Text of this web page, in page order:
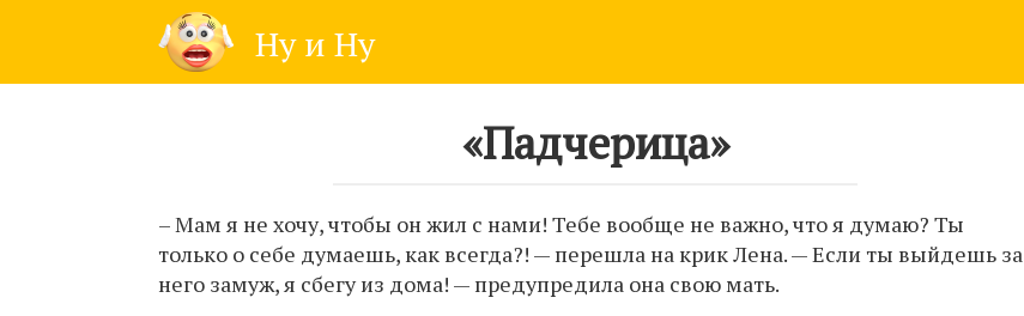
Ну и Ну
«Падчерица»
– Мам я не хочу, чтобы он жил с нами! Тебе вообще не важно, что я думаю? Ты
только о себе думаешь, как всегда?! — перешла на крик Лена. — Если ты выйдешь за
него замуж, я сбегу из дома! — предупредила она свою мать.